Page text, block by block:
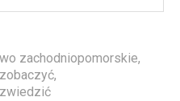
zachodniopomorskie,
,